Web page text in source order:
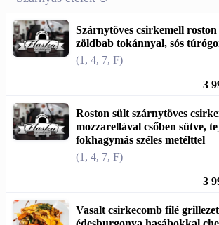
Szárnytöves csirkemell
zöldbab tokánnyal, sós
(1, 4, 7, F)
3
Roston sült szárnytöves
mozzarellával csőben sütve,
fokhagymás széles metélttel
(1, 4, 7, F)
3
Vasalt csirkecomb filé